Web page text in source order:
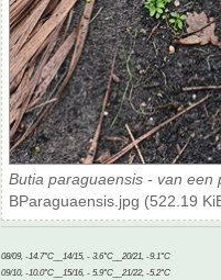
Butia paraguaensis - van een
BParaguaensis.jpg (522.19
08/09, -14.7°C__14/15, - 3.6°C__20/21, -9.1°C
09/10, -10.0°C__15/16, - 5.9°C__21/22, -5.2°C